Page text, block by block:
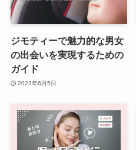
ジモティーで魅力的な男女
の出会いを実現するための
ガイド
2023年6月5日